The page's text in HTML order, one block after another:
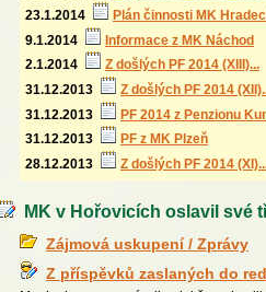
23.1.2014
Plán činnosti MK
9.1.2014
Informace z MK Náchod
2.1.2014
Z došlých PF 2014 (XIII)...
31.12.2013
Z došlých PF 2014
31.12.2013
PF 2014 z Penzionu
31.12.2013
PF z MK Plzeň
28.12.2013
Z došlých PF 2014
MK v Hořovicích oslavil své
Zájmová uskupení / Zprávy
Z příspěvků zaslaných do